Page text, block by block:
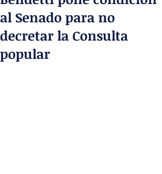
al Senado para no
decretar la Consulta
popular